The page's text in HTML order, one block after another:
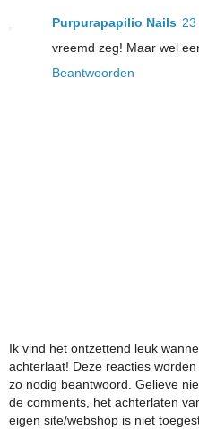
Purpurapapilio Nails
vreemd zeg! Maar wel
Beantwoorden
Ik vind het ontzettend leuk
achterlaat! Deze reacties
zo nodig beantwoord. Gelieve
de comments, het achterlaten
eigen site/webshop is niet